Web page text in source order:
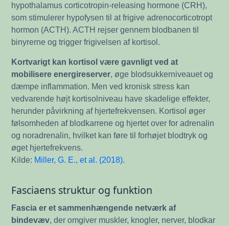
hypothalamus corticotropin-releasing hormone (CRH),
som stimulerer hypofysen til at frigive adrenocorticotropt
hormon (ACTH). ACTH rejser gennem blodbanen til
binyrerne og trigger frigivelsen af kortisol.
Kortvarigt kan kortisol være gavnligt ved at
mobilisere energireserver, øge blodsukkerniveauet og
dæmpe inflammation. Men ved kronisk stress kan
vedvarende højt kortisolniveau have skadelige effekter,
herunder påvirkning af hjertefrekvensen. Kortisol øger
følsomheden af blodkarrene og hjertet over for adrenalin
og noradrenalin, hvilket kan føre til forhøjet blodtryk og
øget hjertefrekvens.
Kilde: Miller, G. E., et al. (2018).
Fasciaens struktur og funktion
Fascia er et sammenhængende netværk af
bindevæv, der omgiver muskler, knogler, nerver, blodkar